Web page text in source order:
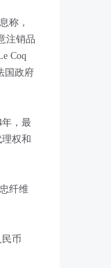
称，
注销品
Coq
国政府
，最
权和
纤维
币